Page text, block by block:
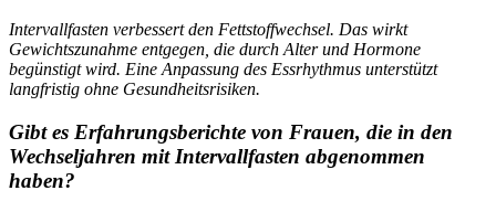
Intervallfasten verbessert den Fettstoffwechsel. Das wirkt
Gewichtszunahme entgegen, die durch Alter und Hormone
begünstigt wird. Eine Anpassung des Essrhythmus unterstützt
langfristig ohne Gesundheitsrisiken.
Gibt es Erfahrungsberichte von Frauen, die in den
Wechseljahren mit Intervallfasten abgenommen
haben?